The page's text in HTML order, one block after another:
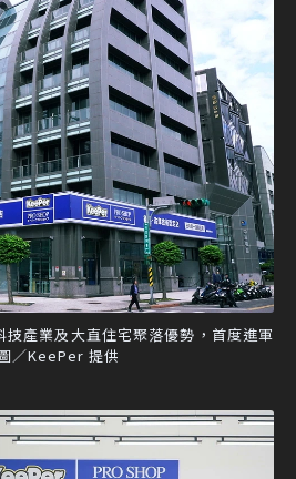
產業及大直住宅聚落優勢，首度進軍
／KeePer 提供